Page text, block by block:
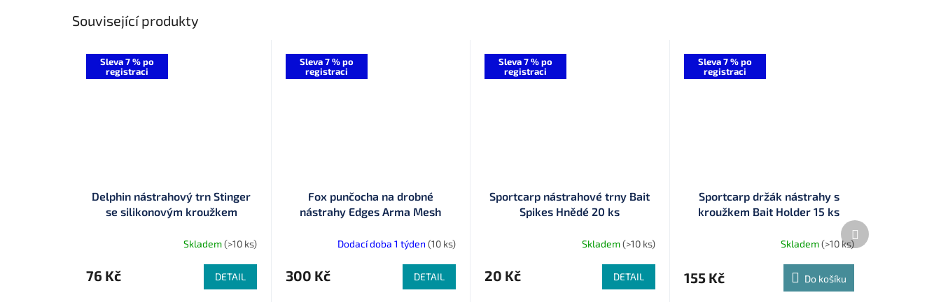
Související produkty
Sleva 7 % po
registraci
Delphin nástrahový trn Stinger
se silikonovým kroužkem
Skladem(>10 ks)
76 Kč DETAIL
Sleva 7 % po
registraci
Fox punčocha na drobné
nástrahy Edges Arma Mesh
Dodací doba 1 týden (10 ks)
300 Kč DETAIL
Sleva 7 % po
registraci
Sportcarp nástrahové trny Bait
Spikes Hnědé 20 ks
Skladem(>10 ks)
20 Kč DETAIL
Sleva 7 % po
registraci
Sportcarp držák nástrahy s
kroužkem Bait Holder 15 ks
Skladem(>10 ks)
155 Kč Do košíku
Další
produkt